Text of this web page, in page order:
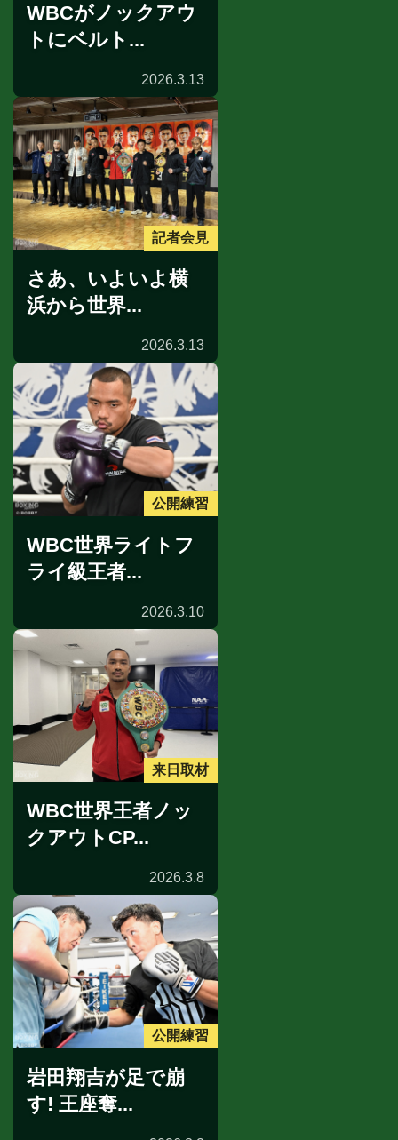
WBCがノックアウ
トにベルト...
2026.3.13
記者会見
さあ、いよいよ横
浜から世界...
2026.3.13
公開練習
WBC世界ライトフ
ライ級王者...
2026.3.10
来日取材
WBC世界王者ノッ
クアウトCP...
2026.3.8
公開練習
岩田翔吉が足で崩
す! 王座奪...